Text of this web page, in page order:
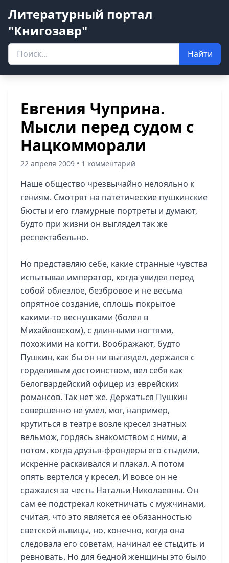
Литературный портал
"Книгозавр"
Найти
Евгения Чуприна.
Мысли перед судом с
Нацкомморали
22 апреля 2009 • 1 комментарий
Наше общество чрезвычайно нелояльно к
гениям. Смотрят на патетические пушкинские
бюсты и его гламурные портреты и думают,
будто при жизни он выглядел так же
респектабельно.
Но представляю себе, какие странные чувства
испытывал император, когда увидел перед
собой облезлое, безбровое и не весьма
опрятное создание, сплошь покрытое
какими-то веснушками (болел в
Михайловском), с длинными ногтями,
похожими на когти. Воображают, будто
Пушкин, как бы он ни выглядел, держался с
горделивым достоинством, вел себя как
белогвардейский офицер из еврейских
романсов. Так нет же. Держаться Пушкин
совершенно не умел, мог, например,
крутиться в театре возле кресел знатных
вельмож, гордясь знакомством с ними, а
потом, когда друзья-фрондеры его стыдили,
искренне раскаивался и плакал. А потом
опять вертелся у кресел. И вовсе он не
сражался за честь Натальи Николаевны. Он
сам ее подстрекал кокетничать с мужчинами,
считая, что это является ее обязанностью
светской львицы, но, конечно, когда она
следовала его советам, начинал ее стыдить и
ревновать. Но для бедной женщины это было